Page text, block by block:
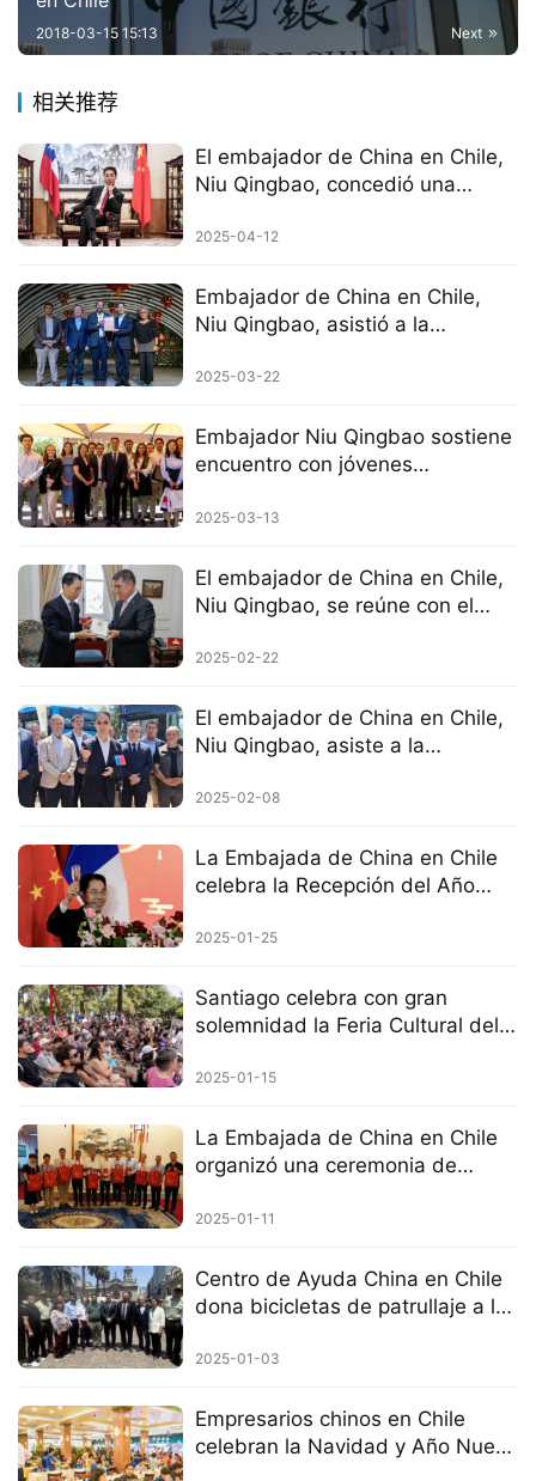
Next
2018-03-15 15:13
相关推荐
El embajador de China en Chile,
Niu Qingbao, concedió una
Tres”
2025-04-12
Embajador de China en Chile,
Niu Qingbao, asistió a la
Primavera 2025 en la ciudad de
2025-03-22
Embajador Niu Qingbao sostiene
encuentro con jóvenes
2025-03-13
El embajador de China en Chile,
Niu Qingbao, se reúne con el
2025-02-22
El embajador de China en Chile,
Niu Qingbao, asiste a la
de buses eléctricos chinos
2025-02-08
La Embajada de China en Chile
celebra la Recepción del Año
2025-01-25
Santiago celebra con gran
solemnidad la Feria Cultural del
Serpiente.
2025-01-15
La Embajada de China en Chile
organizó una ceremonia de
Nuevo y sostuvo un encuentro
comunidad china.
2025-01-11
Centro de Ayuda China en Chile
dona bicicletas de patrullaje a la
2025-01-03
Empresarios chinos en Chile
celebran la Navidad y Año Nuevo